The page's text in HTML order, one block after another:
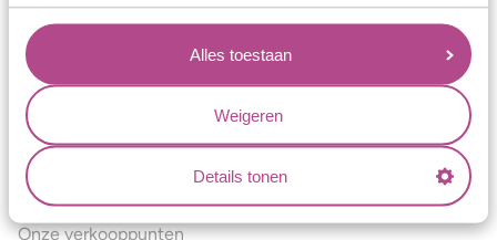
Alles toestaan
Weigeren
Details tonen
Jouw voordelen
Conflictvrije Materialen
Oneindig veel mogelijkheden
Kwaliteit
Juweliers & Contact
Onze verkooppunten